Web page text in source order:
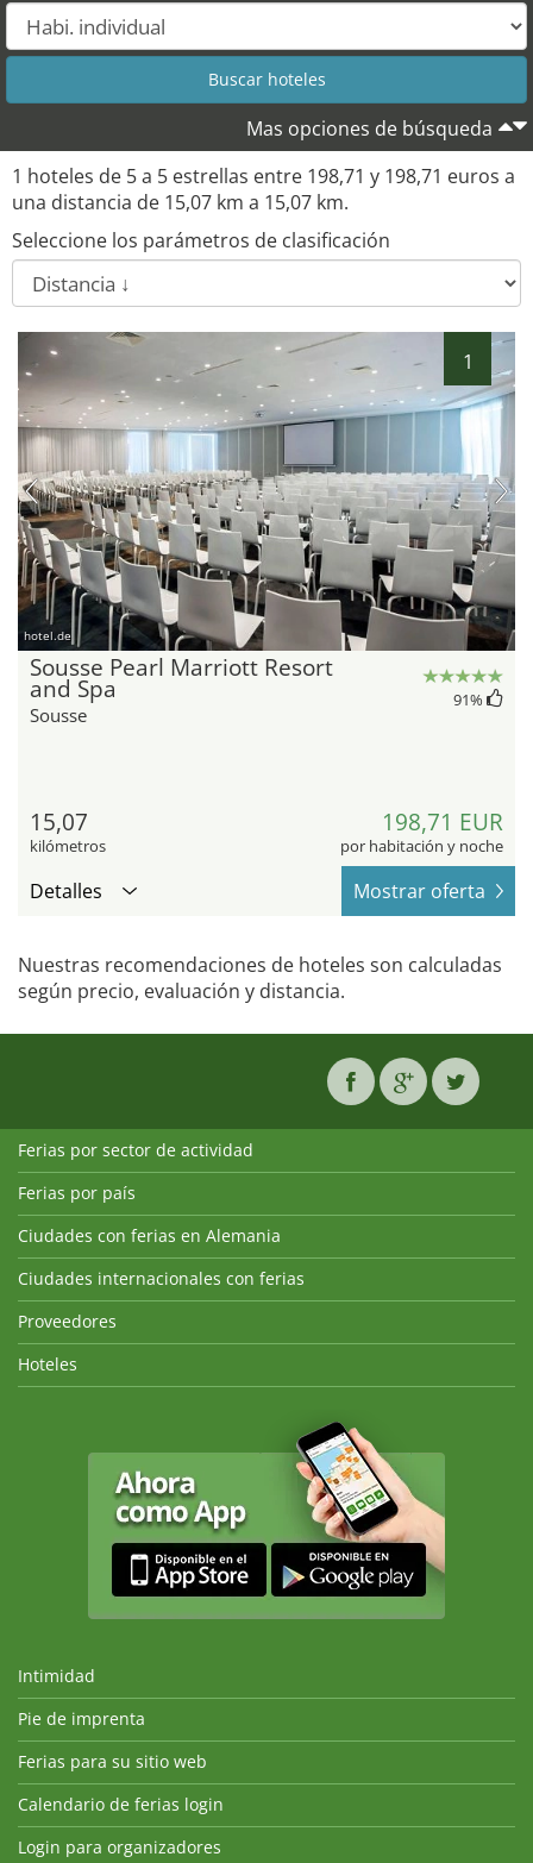
Mas opciones de búsqueda
1 hoteles de 5a 5 estrellas entre 198,71 y 198,71 euros a
una distancia de 15,07 km a 15,07 km.
Seleccione los parámetros de clasificación
1
hotel.de
Sousse Pearl Marriott Resort
and Spa
Sousse
91%
15,07
kilómetros
198,71 EUR
por habitación y noche
Detalles Mostrar oferta
Nuestras recomendaciones de hoteles son calculadas
según precio, evaluación y distancia.
Ferias por sector de actividad
Ferias por país
Ciudades con ferias en Alemania
Ciudades internacionales con ferias
Proveedores
Hoteles
Intimidad
Pie de imprenta
Ferias para su sitio web
Calendario de ferias login
Login para organizadores